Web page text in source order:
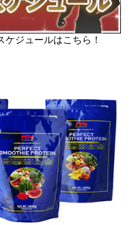
ケジュールはこちら！